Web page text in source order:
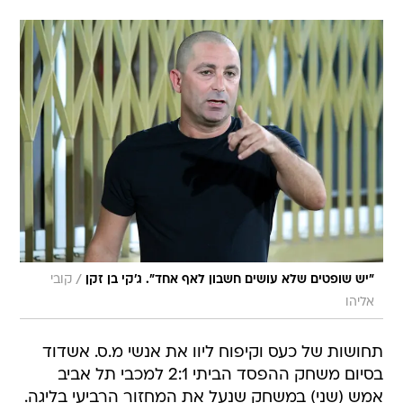
"יש שופטים שלא עושים חשבון לאף אחד". ג'קי בן זקן / קובי
אליהו
תחושות של כעס וקיפוח ליוו את אנשי מ.ס. אשדוד
בסיום משחק ההפסד הביתי 2:1 למכבי תל אביב
אמש (שני) במשחק שנעל את המחזור הרביעי בליגה.